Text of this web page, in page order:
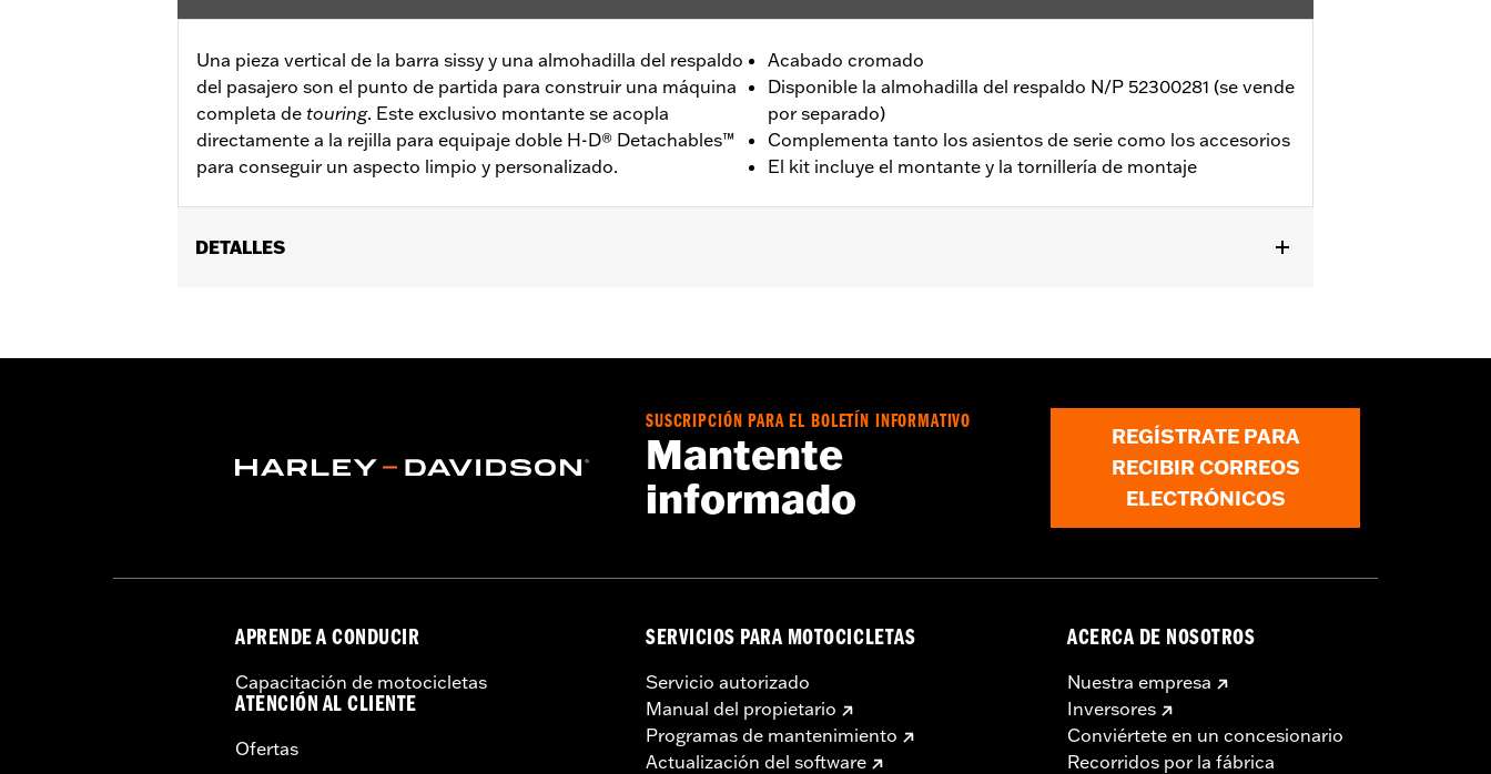
Una pieza vertical de la barra sissy y una almohadilla del respaldo
del pasajero son el punto de partida para construir una máquina
completa de touring. Este exclusivo montante se acopla
directamente a la rejilla para equipaje doble H-D® Detachables™
para conseguir un aspecto limpio y personalizado.
Acabado cromado
Disponible la almohadilla del respaldo N/P 52300281 (se vende
por separado)
Complementa tanto los asientos de serie como los accesorios
El kit incluye el montante y la tornillería de montaje
DETALLES
Installation Instructions
www.h-d.com/warrantyfor full details
SUSCRIPCIÓN PARA EL BOLETÍN INFORMATIVO
Mantente
informado
REGÍSTRATE PARA
RECIBIR CORREOS
ELECTRÓNICOS
APRENDE A CONDUCIR
Capacitación de motocicletas
ATENCIÓN AL CLIENTE
Ofertas
SERVICIOS PARA MOTOCICLETAS
Servicio autorizado
Manual del propietario
Programas de mantenimiento
Actualización del software
ACERCA DE NOSOTROS
Nuestra empresa
Inversores
Conviértete en un concesionario
Recorridos por la fábrica